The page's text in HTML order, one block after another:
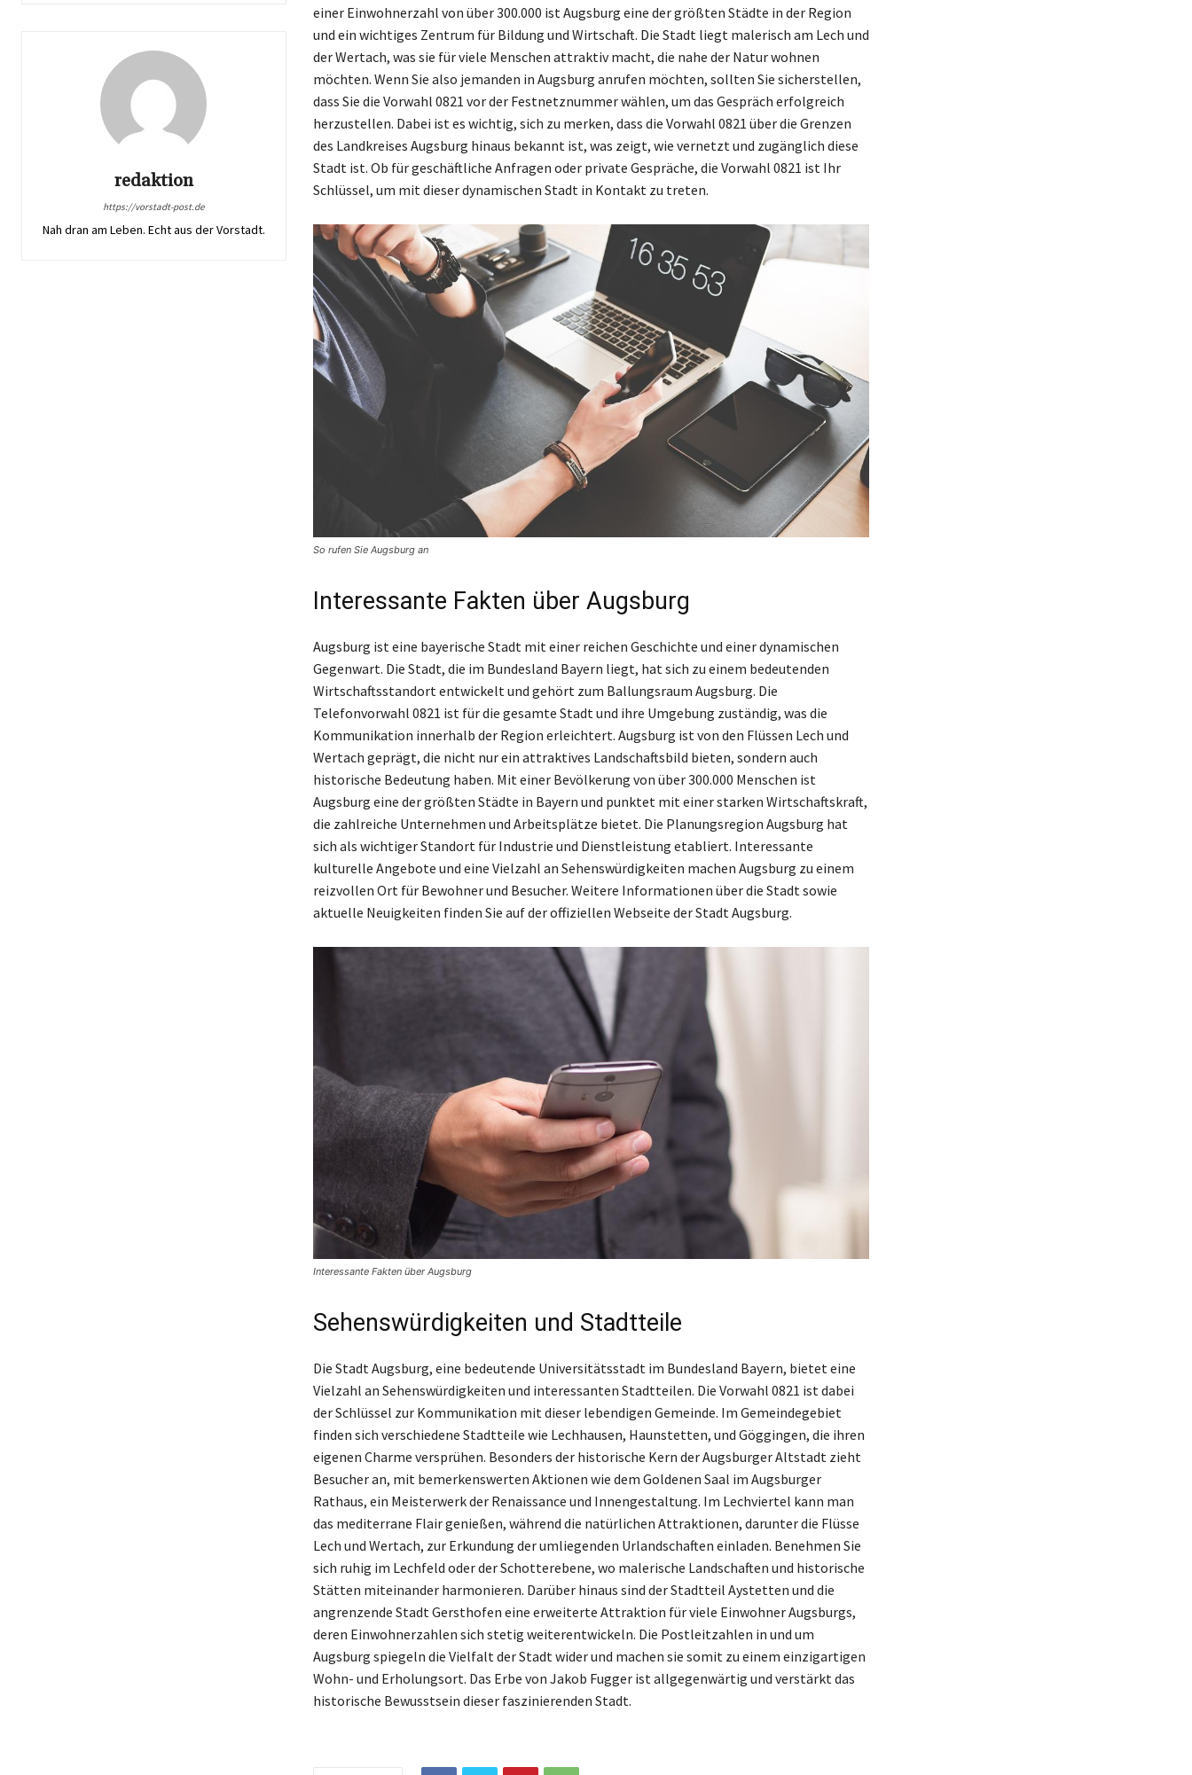
redaktion
https://vorstadt-post.de
Nah dran am Leben. Echt aus der Vorstadt.
einer Einwohnerzahl von über 300.000 ist Augsburg eine der größten Städte in der Region
und ein wichtiges Zentrum für Bildung und Wirtschaft. Die Stadt liegt malerisch am Lech und
der Wertach, was sie für viele Menschen attraktiv macht, die nahe der Natur wohnen
möchten. Wenn Sie also jemanden in Augsburg anrufen möchten, sollten Sie sicherstellen,
dass Sie die Vorwahl 0821 vor der Festnetznummer wählen, um das Gespräch erfolgreich
herzustellen. Dabei ist es wichtig, sich zu merken, dass die Vorwahl 0821 über die Grenzen
des Landkreises Augsburg hinaus bekannt ist, was zeigt, wie vernetzt und zugänglich diese
Stadt ist. Ob für geschäftliche Anfragen oder private Gespräche, die Vorwahl 0821 ist Ihr
Schlüssel, um mit dieser dynamischen Stadt in Kontakt zu treten.
So rufen Sie Augsburg an
Interessante Fakten über Augsburg
Augsburg ist eine bayerische Stadt mit einer reichen Geschichte und einer dynamischen
Gegenwart. Die Stadt, die im Bundesland Bayern liegt, hat sich zu einem bedeutenden
Wirtschaftsstandort entwickelt und gehört zum Ballungsraum Augsburg. Die
Telefonvorwahl 0821 ist für die gesamte Stadt und ihre Umgebung zuständig, was die
Kommunikation innerhalb der Region erleichtert. Augsburg ist von den Flüssen Lech und
Wertach geprägt, die nicht nur ein attraktives Landschaftsbild bieten, sondern auch
historische Bedeutung haben. Mit einer Bevölkerung von über 300.000 Menschen ist
Augsburg eine der größten Städte in Bayern und punktet mit einer starken Wirtschaftskraft,
die zahlreiche Unternehmen und Arbeitsplätze bietet. Die Planungsregion Augsburg hat
sich als wichtiger Standort für Industrie und Dienstleistung etabliert. Interessante
kulturelle Angebote und eine Vielzahl an Sehenswürdigkeiten machen Augsburg zu einem
reizvollen Ort für Bewohner und Besucher. Weitere Informationen über die Stadt sowie
aktuelle Neuigkeiten finden Sie auf der offiziellen Webseite der Stadt Augsburg.
Interessante Fakten über Augsburg
Sehenswürdigkeiten und Stadtteile
Die Stadt Augsburg, eine bedeutende Universitätsstadt im Bundesland Bayern, bietet eine
Vielzahl an Sehenswürdigkeiten und interessanten Stadtteilen. Die Vorwahl 0821 ist dabei
der Schlüssel zur Kommunikation mit dieser lebendigen Gemeinde. Im Gemeindegebiet
finden sich verschiedene Stadtteile wie Lechhausen, Haunstetten, und Göggingen, die ihren
eigenen Charme versprühen. Besonders der historische Kern der Augsburger Altstadt zieht
Besucher an, mit bemerkenswerten Aktionen wie dem Goldenen Saal im Augsburger
Rathaus, ein Meisterwerk der Renaissance und Innengestaltung. Im Lechviertel kann man
das mediterrane Flair genießen, während die natürlichen Attraktionen, darunter die Flüsse
Lech und Wertach, zur Erkundung der umliegenden Urlandschaften einladen. Benehmen Sie
sich ruhig im Lechfeld oder der Schotterebene, wo malerische Landschaften und historische
Stätten miteinander harmonieren. Darüber hinaus sind der Stadtteil Aystetten und die
angrenzende Stadt Gersthofen eine erweiterte Attraktion für viele Einwohner Augsburgs,
deren Einwohnerzahlen sich stetig weiterentwickeln. Die Postleitzahlen in und um
Augsburg spiegeln die Vielfalt der Stadt wider und machen sie somit zu einem einzigartigen
Wohn- und Erholungsort. Das Erbe von Jakob Fugger ist allgegenwärtig und verstärkt das
historische Bewusstsein dieser faszinierenden Stadt.